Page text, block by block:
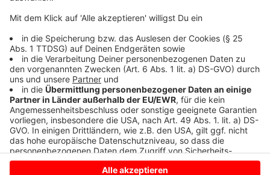
Anzeige
Anzeige